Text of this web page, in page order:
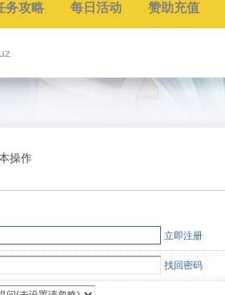
务攻略 每日活动 赞助充值
操作
立即注册
找回密码